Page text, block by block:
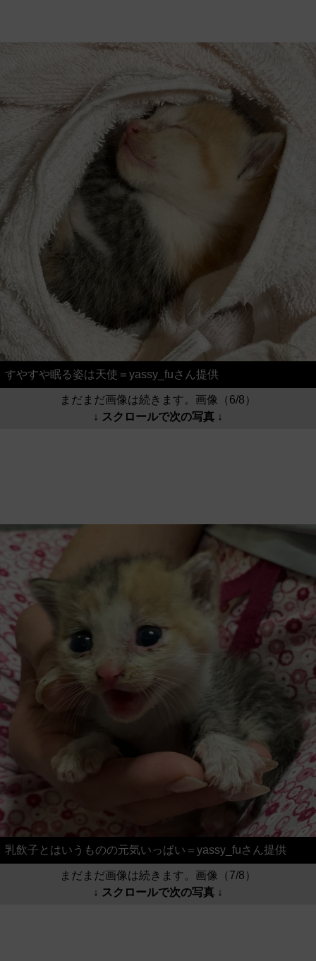
すやすや眠る姿は天使＝yassy_fuさん提供
まだまだ画像は続きます。画像（6/8）
↓ スクロールで次の写真 ↓
乳飲子とはいうものの元気いっぱい＝yassy_fuさん提供
まだまだ画像は続きます。画像（7/8）
↓ スクロールで次の写真 ↓